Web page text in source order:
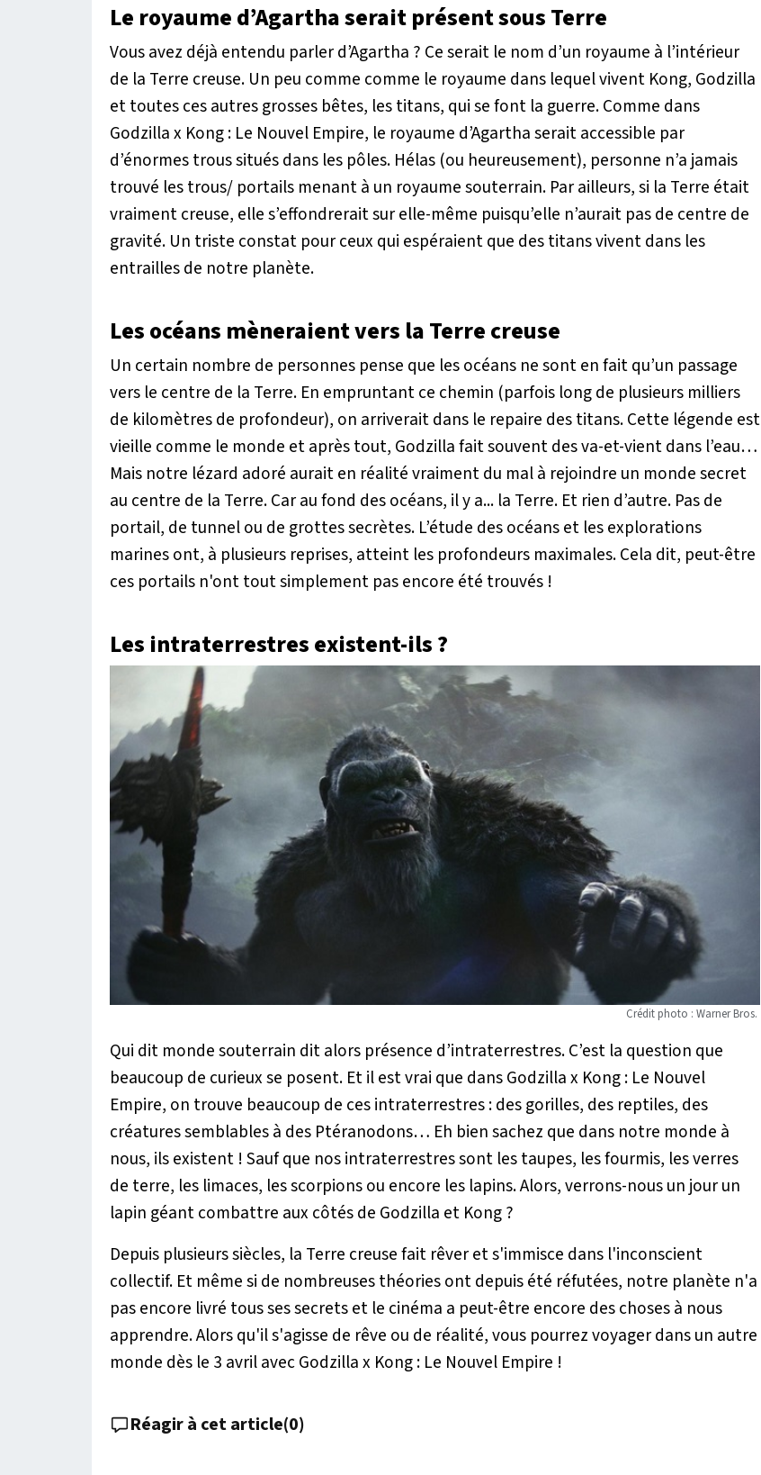
Le royaume d’Agartha serait présent sous Terre
Vous avez déjà entendu parler d’Agartha ? Ce serait le nom d’un royaume à l’intérieur
de la Terre creuse. Un peu comme comme le royaume dans lequel vivent Kong, Godzilla
et toutes ces autres grosses bêtes, les titans, qui se font la guerre. Comme dans
Godzilla x Kong : Le Nouvel Empire, le royaume d’Agartha serait accessible par
d’énormes trous situés dans les pôles. Hélas (ou heureusement), personne n’a jamais
trouvé les trous/ portails menant à un royaume souterrain. Par ailleurs, si la Terre était
vraiment creuse, elle s’effondrerait sur elle-même puisqu’elle n’aurait pas de centre de
gravité. Un triste constat pour ceux qui espéraient que des titans vivent dans les
entrailles de notre planète.
Les océans mèneraient vers la Terre creuse
Un certain nombre de personnes pense que les océans ne sont en fait qu’un passage
vers le centre de la Terre. En empruntant ce chemin (parfois long de plusieurs milliers
de kilomètres de profondeur), on arriverait dans le repaire des titans. Cette légende est
vieille comme le monde et après tout, Godzilla fait souvent des va-et-vient dans l’eau…
Mais notre lézard adoré aurait en réalité vraiment du mal à rejoindre un monde secret
au centre de la Terre. Car au fond des océans, il y a... la Terre. Et rien d’autre. Pas de
portail, de tunnel ou de grottes secrètes. L’étude des océans et les explorations
marines ont, à plusieurs reprises, atteint les profondeurs maximales. Cela dit, peut-être
ces portails n'ont tout simplement pas encore été trouvés !
Les intraterrestres existent-ils ?
Crédit photo : Warner Bros.
Qui dit monde souterrain dit alors présence d’intraterrestres. C’est la question que
beaucoup de curieux se posent. Et il est vrai que dansGodzilla x Kong : Le Nouvel
Empire, on trouve beaucoup de ces intraterrestres : des gorilles, des reptiles, des
créatures semblables à des Ptéranodons… Eh bien sachez que dans notre monde à
nous, ils existent ! Sauf que nos intraterrestres sont les taupes, les fourmis, les verres
de terre, les limaces, les scorpions ou encore les lapins. Alors, verrons-nous un jour un
lapin géant combattre aux côtés de Godzilla et Kong ?
Depuis plusieurs siècles, la Terre creuse fait rêver et s'immisce dans l'inconscient
collectif. Et même si de nombreuses théories ont depuis été réfutées, notre planète n'a
pas encore livré tous ses secrets et le cinéma a peut-être encore des choses à nous
apprendre. Alors qu'il s'agisse de rêve ou de réalité, vous pourrez voyager dans un autre
monde dès le 3 avril avecGodzilla x Kong : Le Nouvel Empire !
Réagir à cet article(0)